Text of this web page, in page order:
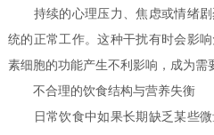
持续的心理压力、焦虑或情绪剧
统的正常工作。这种干扰有时会影
素细胞的功能产生不利影响，成为需
不合理的饮食结构与营养失衡
日常饮食中如果长期缺乏某些微